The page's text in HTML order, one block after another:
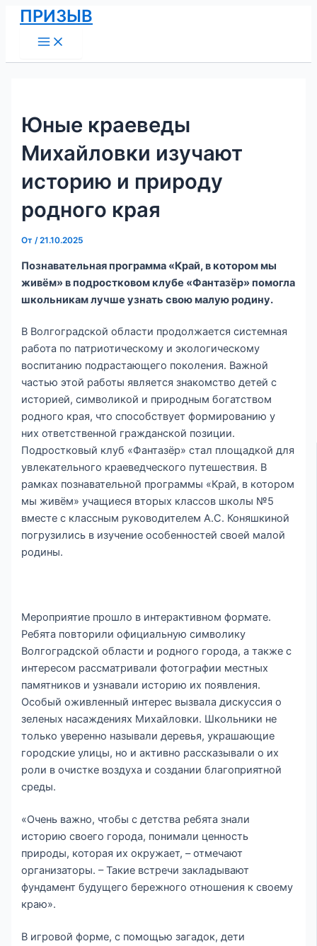
Перейти
содержимому
ПРИЗЫВ
Menu
Юные краеведы
Михайловки изучают
историю и природу
родного края
От/21.10.2025
Познавательная программа «Край, в котором мы
живём» в подростковом клубе «Фантазёр» помогла
школьникам лучше узнать свою малую родину.
В Волгоградской области продолжается системная
работа по патриотическому и экологическому
воспитанию подрастающего поколения. Важной
частью этой работы является знакомство детей с
историей, символикой и природным богатством
родного края, что способствует формированию у
них ответственной гражданской позиции.
Подростковый клуб «Фантазёр» стал площадкой для
увлекательного краеведческого путешествия. В
рамках познавательной программы «Край, в котором
мы живём» учащиеся вторых классов школы №5
вместе с классным руководителем А.С. Коняшкиной
погрузились в изучение особенностей своей малой
родины.
Мероприятие прошло в интерактивном формате.
Ребята повторили официальную символику
Волгоградской области и родного города, а также с
интересом рассматривали фотографии местных
памятников и узнавали историю их появления.
Особый оживленный интерес вызвала дискуссия о
зеленых насаждениях Михайловки. Школьники не
только уверенно называли деревья, украшающие
городские улицы, но и активно рассказывали о их
роли в очистке воздуха и создании благоприятной
среды.
«Очень важно, чтобы с детства ребята знали
историю своего города, понимали ценность
природы, которая их окружает, – отмечают
организаторы. – Такие встречи закладывают
фундамент будущего бережного отношения к своему
краю».
В игровой форме, с помощью загадок, дети
Навигация
по
записям